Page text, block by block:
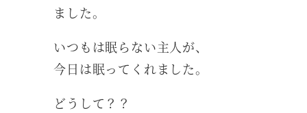
ました。
いつもは眠らない主人が、
今日は眠ってくれました。
どうして？？